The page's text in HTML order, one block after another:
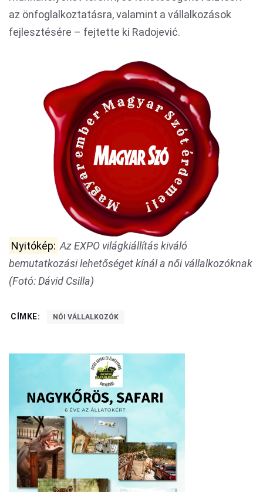
az önfoglalkoztatásra, valamint a vállalkozások
fejlesztésére – fejtette ki Radojević.
Nyitókép: Az EXPO világkiállítás kiváló
bemutatkozási lehetőséget kínál a női vállalkozóknak
(Fotó: Dávid Csilla)
CÍMKE: NŐI VÁLLALKOZÓK